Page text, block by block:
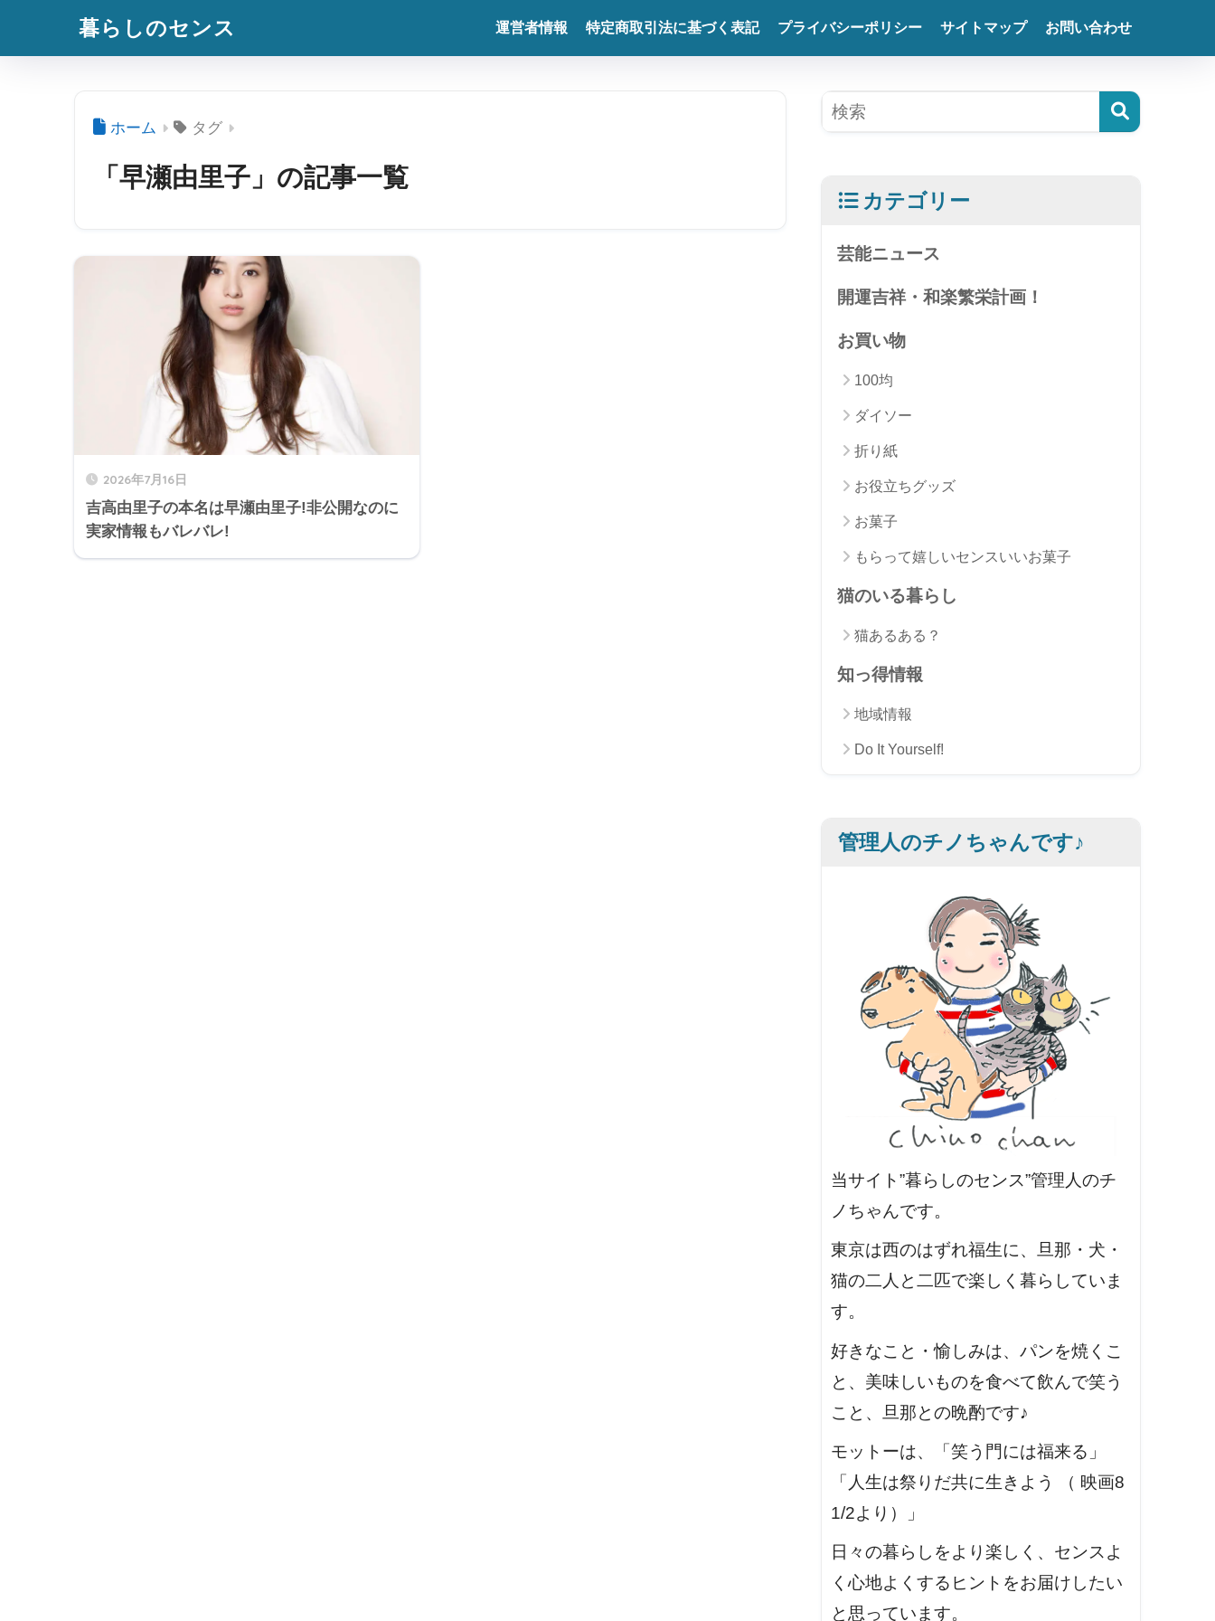
暮らしのセンス 運営者情報 特定商取引法に基づく表記 プライバシーポリシー サイトマップ お問い合わせ
ホーム タグ
「早瀬由里子」の記事一覧
2026年7月16日
吉高由里子の本名は早瀬由里子!非公開なのに
実家情報もバレバレ!
カテゴリー
芸能ニュース
開運吉祥・和楽繁栄計画！
お買い物
100均
ダイソー
折り紙
お役立ちグッズ
お菓子
もらって嬉しいセンスいいお菓子
猫のいる暮らし
猫あるある？
知っ得情報
地域情報
Do It Yourself!
管理人のチノちゃんです♪
当サイト”暮らしのセンス”管理人のチ
ノちゃんです。
東京は西のはずれ福生に、旦那・犬・
猫の二人と二匹で楽しく暮らしていま
す。
好きなこと・愉しみは、パンを焼くこ
と、美味しいものを食べて飲んで笑う
こと、旦那との晩酌です♪
モットーは、「笑う門には福来る」
「人生は祭りだ共に生きよう （ 映画8
1/2より）」
日々の暮らしをより楽しく、センスよ
く心地よくするヒントをお届けしたい
と思っています。